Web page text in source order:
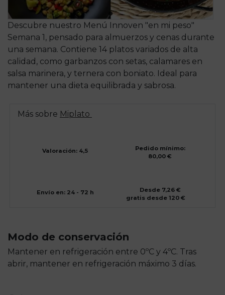
Descubre nuestro Menú Innoven "en mi peso"
Semana 1, pensado para almuerzos y cenas durante
una semana. Contiene 14 platos variados de alta
calidad, como garbanzos con setas, calamares en
salsa marinera, y ternera con boniato. Ideal para
mantener una dieta equilibrada y sabrosa.
Más sobre Miplato
Valoración: 4,5
Pedido mínimo:
80,00 €
Envío en: 24 - 72 h
Desde 7,26 €
gratis desde 120 €
Modo de conservación
Mantener en refrigeración entre 0ºC y 4ºC. Tras
abrir, mantener en refrigeración máximo 3 días.